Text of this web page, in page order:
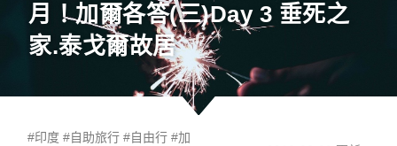
月！加爾各答(三)Day 3 垂死之
家.泰戈爾故居
#印度 #自助旅行 #自由行 #加